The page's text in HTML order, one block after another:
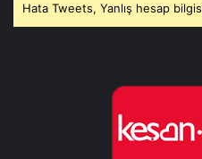
Hata Tweets, Yanlış hesap bilgisi